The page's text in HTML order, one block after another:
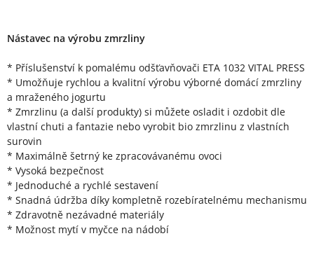
Nástavec na výrobu zmrzliny
* Příslušenství k pomalému odšťavňovači ETA 1032 VITAL PRESS
* Umožňuje rychlou a kvalitní výrobu výborné domácí zmrzliny
a mraženého jogurtu
* Zmrzlinu (a další produkty) si můžete osladit i ozdobit dle
vlastní chuti a fantazie nebo vyrobit bio zmrzlinu z vlastních
surovin
* Maximálně šetrný ke zpracovávanému ovoci
* Vysoká bezpečnost
* Jednoduché a rychlé sestavení
* Snadná údržba díky kompletně rozebíratelnému mechanismu
* Zdravotně nezávadné materiály
* Možnost mytí v myčce na nádobí